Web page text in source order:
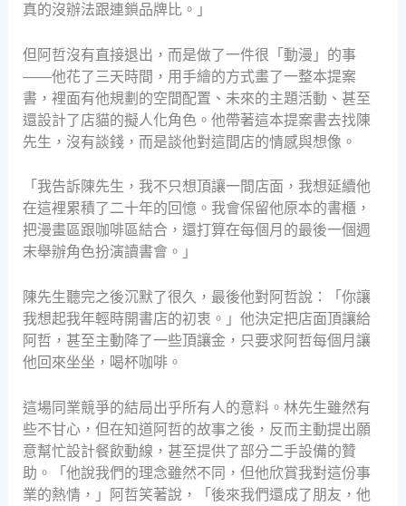
真的沒辦法跟連鎖品牌比。」
但阿哲沒有直接退出，而是做了一件很「動漫」的事
——他花了三天時間，用手繪的方式畫了一整本提案
書，裡面有他規劃的空間配置、未來的主題活動、甚至
還設計了店貓的擬人化角色。他帶著這本提案書去找陳
先生，沒有談錢，而是談他對這間店的情感與想像。
「我告訴陳先生，我不只想頂讓一間店面，我想延續他
在這裡累積了二十年的回憶。我會保留他原本的書櫃，
把漫畫區跟咖啡區結合，還打算在每個月的最後一個週
末舉辦角色扮演讀書會。」
陳先生聽完之後沉默了很久，最後他對阿哲說：「你讓
我想起我年輕時開書店的初衷。」他決定把店面頂讓給
阿哲，甚至主動降了一些頂讓金，只要求阿哲每個月讓
他回來坐坐，喝杯咖啡。
這場同業競爭的結局出乎所有人的意料。林先生雖然有
些不甘心，但在知道阿哲的故事之後，反而主動提出願
意幫忙設計餐飲動線，甚至提供了部分二手設備的贊
助。「他說我們的理念雖然不同，但他欣賞我對這份事
業的熱情，」阿哲笑著說，「後來我們還成了朋友，他